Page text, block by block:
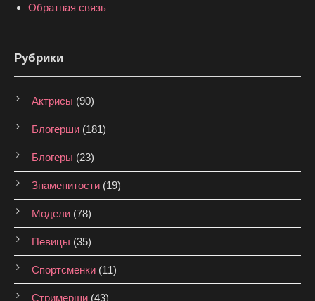
Обратная связь
Рубрики
Актрисы (90)
Блогерши (181)
Блогеры (23)
Знаменитости (19)
Модели (78)
Певицы (35)
Спортсменки (11)
Стримерши (43)